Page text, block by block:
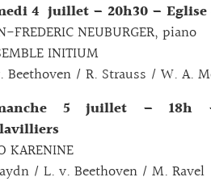
4 juillet – 20h30 –
FREDERIC NEUBURGER, piano
INITIUM
Beethoven / R. Strauss / W. A.
5 juillet – 18h
KARENINE
/ L. v. Beethoven / M. Ravel